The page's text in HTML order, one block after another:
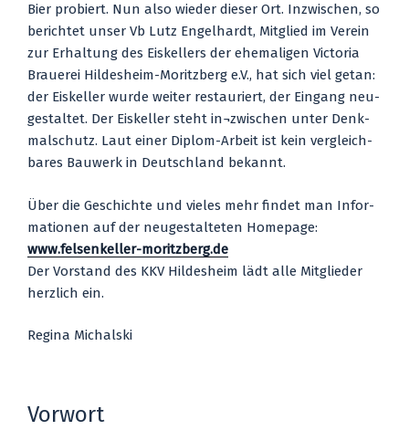
Bier pro­biert. Nun also wie­der die­ser Ort. Inzwi­schen, so
berich­tet unser Vb Lutz Engel­hardt, Mit­glied im Ver­ein
zur Erhal­tung des Eis­kel­lers der ehe­ma­li­gen Vic­to­ria
Braue­rei Hil­des­heim-Moritz­berg e.V., hat sich viel getan:
der Eis­kel­ler wur­de wei­ter restau­riert, der Ein­gang neu­
ge­stal­tet. Der Eis­kel­ler steht in¬zwischen unter Denk­
mal­schutz. Laut einer Diplom-Arbeit ist kein ver­gleich­
ba­res Bau­werk in Deutsch­land bekannt.
Über die Geschich­te und vie­les mehr fin­det man Infor­
ma­tio­nen auf der neu­ge­stal­te­ten Home­page:
www.felsenkeller-moritzberg.de
Der Vor­stand des KKV Hil­des­heim lädt alle Mit­glie­der
herz­lich ein.
Regi­na Mich­al­ski
Vorwort